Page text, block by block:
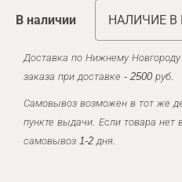
В наличии НАЛИЧИЕ В
Доставка по Нижнему
заказа при доставке - 2500 руб.
Самовывоз возможен в тот же
пункте выдачи. Если товара
самовывоз 1-2 дня.